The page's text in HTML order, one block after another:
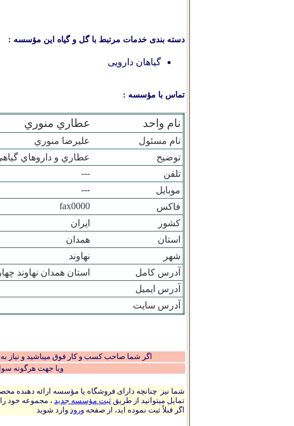
دسته بندی خدمات مرتبط با گل و گیاه این مؤسسه :
گیاهان دارویی
تماس با مؤسسه :
نام واحد عطاري منوري
نام مسئول
عليرضا منوري
توضیح
عطاري و داروهاي
تلفن
---
موبایل
---
فاکس
fax0000
کشور
ایران
استان
همدان
شهر
نهاوند
آدرس کامل
استان همدان نهاوند
آدرس ایمیل
آدرس سایت
اگر شما صاحب کسب و کار فوق میباشید و نیاز
ویا جهت هرگونه
شما نیز چنانچه دارای فروشگاه یا مؤسسه ارائه دهنده
تمایل میتوانید از طریق ثبت مؤسسه جدید ، مجموعه خود
اگر قبلاً ثبت نموده اید، از صفحه ورود وارد شوید